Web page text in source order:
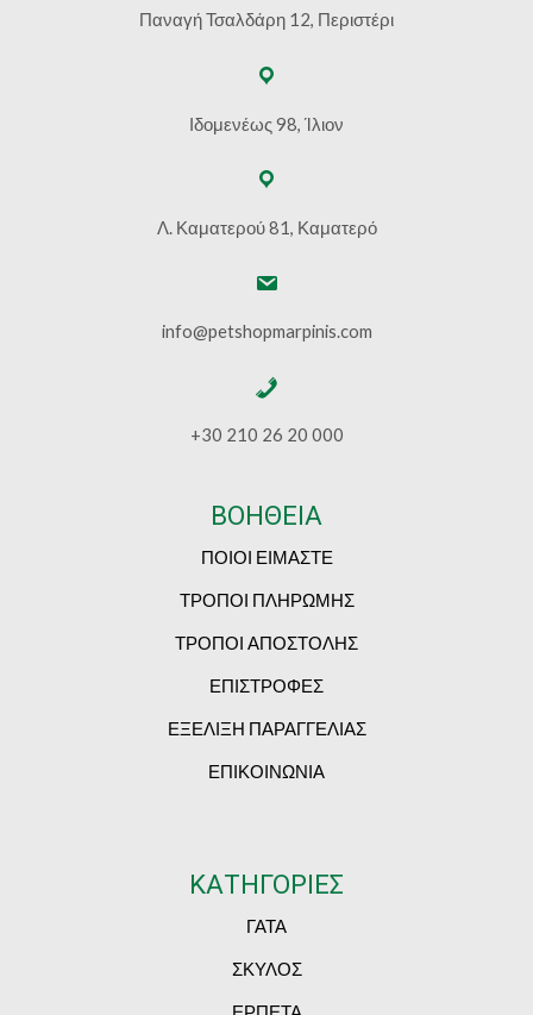
Παναγή Τσαλδάρη 12, Περιστέρι
Ιδομενέως 98, Ίλιον
Λ. Καματερού 81, Καματερό
info@petshopmarpinis.com
+30 210 26 20 000
ΒΟΗΘΕΙΑ
ΠΟΙΟΙ ΕΙΜΑΣΤΕ
ΤΡΟΠΟΙ ΠΛΗΡΩΜΗΣ
ΤΡΟΠΟΙ ΑΠΟΣΤΟΛΗΣ
ΕΠΙΣΤΡΟΦΕΣ
ΕΞΕΛΙΞΗ ΠΑΡΑΓΓΕΛΙΑΣ
ΕΠΙΚΟΙΝΩΝΙΑ
ΚΑΤΗΓΟΡΙΕΣ
ΓΑΤΑ
ΣΚΥΛΟΣ